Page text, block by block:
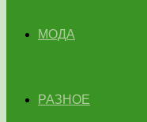
МОДА
РАЗНОЕ